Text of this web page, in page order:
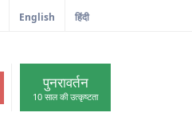
English हिंदी
पुनरावर्तन
10 साल की उत्कृष्टता